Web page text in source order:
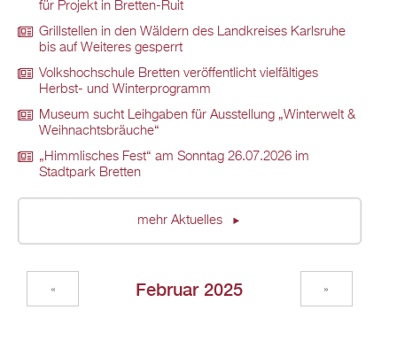
für Projekt in Bretten-Ruit
Grillstellen in den Wäldern des Landkreises Karlsruhe
bis auf Weiteres gesperrt
Volkshochschule Bretten veröffentlicht vielfältiges
Herbst- und Winterprogramm
Museum sucht Leihgaben für Ausstellung „Winterwelt &
Weihnachtsbräuche“
„Himmlisches Fest“ am Sonntag 26.07.2026 im
Stadtpark Bretten
mehr Aktuelles
Februar 2025
« »